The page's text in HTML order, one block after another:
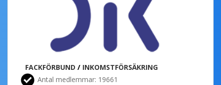
FACKFÖRBUND / INKOMSTFÖRSÄKRING
Antal medlemmar: 19661